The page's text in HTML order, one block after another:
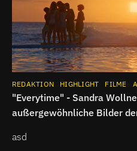
REDAKTION HIGHLIGHT FILME
"Everytime" - Sandra
außergewöhnliche Bilder
asd